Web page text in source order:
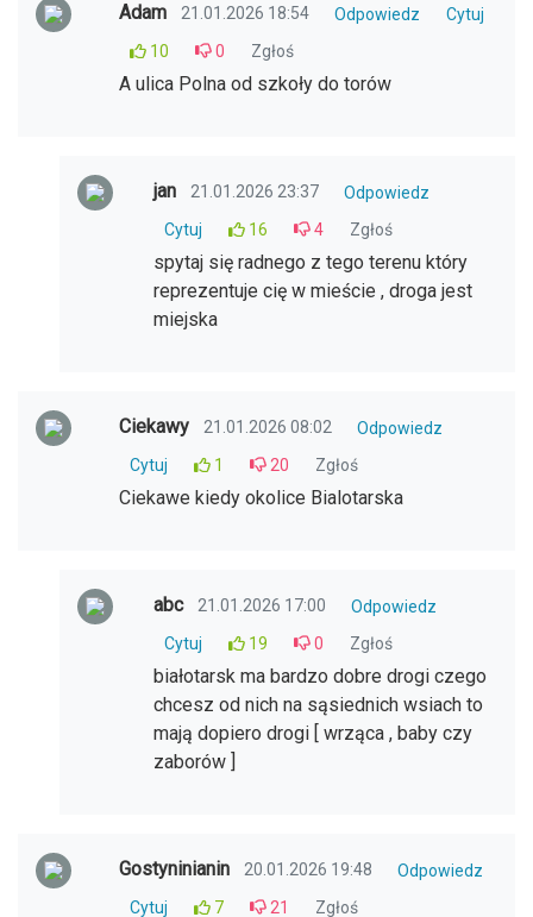
Adam 21.01.2026 18:54 Odpowiedz
Cytuj
10
0 Zgłoś
A ulica Polna od szkoły do torów
jan 21.01.2026 23:37
Odpowiedz
Cytuj
16 4 Zgłoś
spytaj się radnego z tego terenu który
reprezentuje cię w mieście , droga jest
miejska
Ciekawy 21.01.2026 08:02
Odpowiedz
Cytuj
1 20 Zgłoś
Ciekawe kiedy okolice Bialotarska
abc 21.01.2026 17:00
Odpowiedz
Cytuj
19 0 Zgłoś
białotarsk ma bardzo dobre drogi czego
chcesz od nich na sąsiednich wsiach to
mają dopiero drogi [ wrząca , baby czy
zaborów ]
Gostyninianin 20.01.2026 19:48
Odpowiedz
Cytuj
7 21 Zgłoś